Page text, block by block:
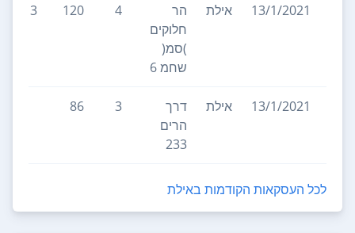
13/1/2021 אילת
הר
חלוקים
)סמ(
שחמ 6
4
120
3
13/1/2021 אילת
דרך
הרים
233
3
86
לכל העסקאות הקודמות באילת